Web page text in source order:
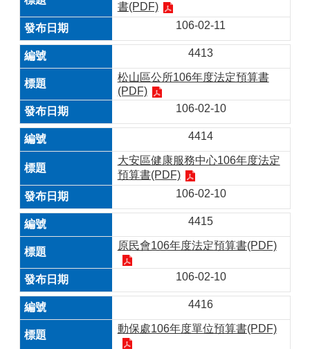
書(PDF)
106-02-11
4413
松山區公所106年度法定預算書
(PDF)
106-02-10
4414
大安區健康服務中心106年度法定
預算書(PDF)
106-02-10
4415
原民會106年度法定預算書(PDF)
106-02-10
4416
動保處106年度單位預算書(PDF)